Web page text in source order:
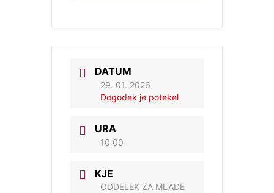
DATUM
29. 01. 2026
Dogodek je potekel
URA
10:00
KJE
ODDELEK ZA MLADE